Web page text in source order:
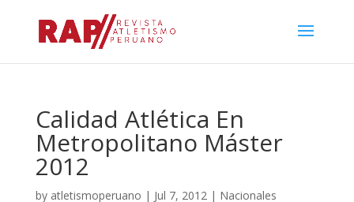
Calidad Atlética En
Metropolitano Máster
2012
by atletismoperuano | Jul 7, 2012| Nacionales